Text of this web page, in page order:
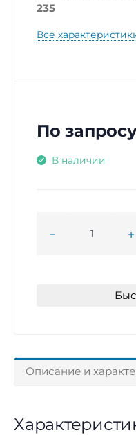
235
Все
По
В наличии
Описание и